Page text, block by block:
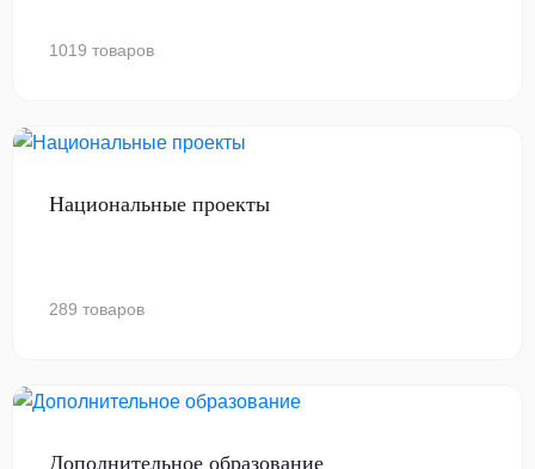
1019 товаров
Национальные проекты
289 товаров
Дополнительное образование